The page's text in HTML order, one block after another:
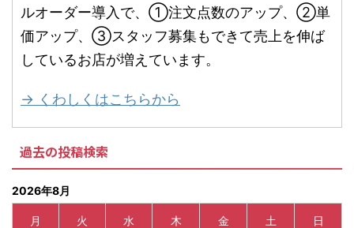
ルオーダー導入で、①注文点数のアップ、②単
価アップ、③スタッフ募集もできて売上を伸ば
しているお店が増えています。
→ くわしくはこちらから
過去の投稿検索
2026年8月
月 火 水 木 金 土 日